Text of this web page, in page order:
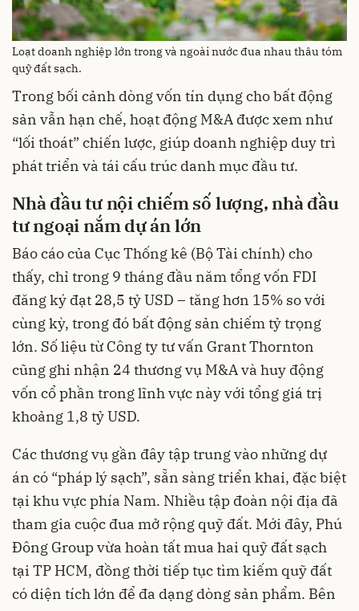
Loạt doanh nghiệp lớn trong và ngoài nước đua nhau thâu tóm
quỹ đất sạch.
Trong bối cảnh dòng vốn tín dụng cho bất động
sản vẫn hạn chế, hoạt động M&A được xem như
“lối thoát” chiến lược, giúp doanh nghiệp duy trì
phát triển và tái cấu trúc danh mục đầu tư.
Nhà đầu tư nội chiếm số lượng, nhà đầu
tư ngoại nắm dự án lớn
Báo cáo của Cục Thống kê (Bộ Tài chính) cho
thấy, chỉ trong 9 tháng đầu năm tổng vốn FDI
đăng ký đạt 28,5 tỷ USD – tăng hơn 15% so với
cùng kỳ, trong đó bất động sản chiếm tỷ trọng
lớn. Số liệu từ Công ty tư vấn Grant Thornton
cũng ghi nhận 24 thương vụ M&A và huy động
vốn cổ phần trong lĩnh vực này với tổng giá trị
khoảng 1,8 tỷ USD.
Các thương vụ gần đây tập trung vào những dự
án có “pháp lý sạch”, sẵn sàng triển khai, đặc biệt
tại khu vực phía Nam. Nhiều tập đoàn nội địa đã
tham gia cuộc đua mở rộng quỹ đất. Mới đây, Phú
Đông Group vừa hoàn tất mua hai quỹ đất sạch
tại TP HCM, đồng thời tiếp tục tìm kiếm quỹ đất
có diện tích lớn để đa dạng dòng sản phẩm. Bên